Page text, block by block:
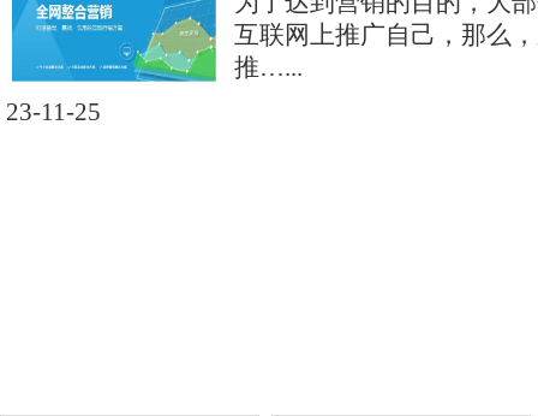
互联网上推广自己，那么
推…...
23-11-25